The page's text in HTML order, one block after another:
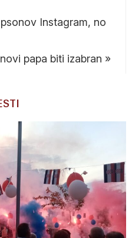
Instagram, no
papa biti izabran »